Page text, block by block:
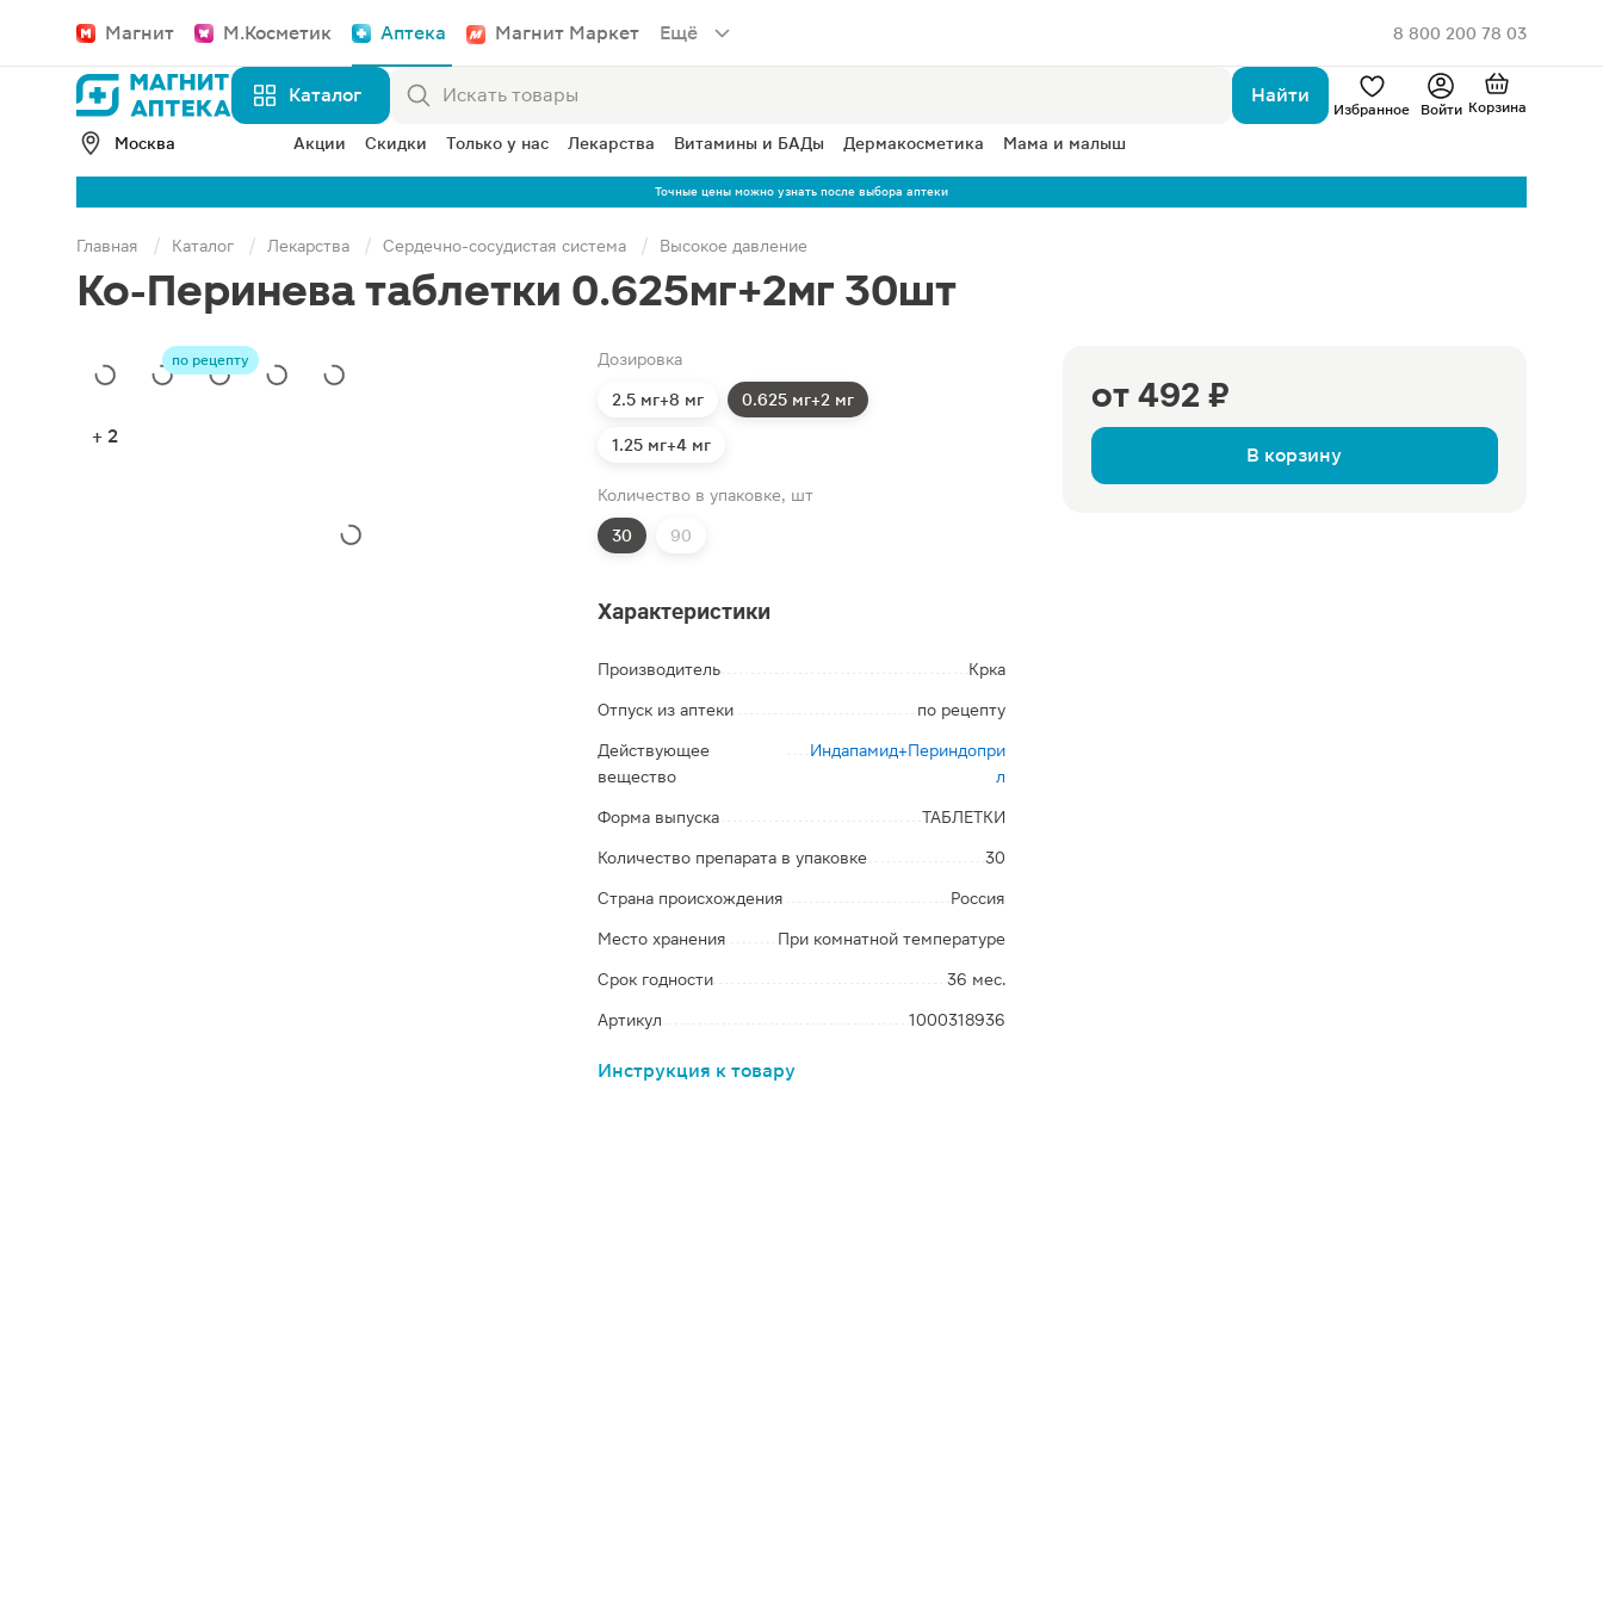
Магнит М.Косметик Аптека Магнит Маркет Ещё 8 800 200 78 03
Каталог Найти
Избранное Войти Корзина
Москва Акции Скидки Только у нас Лекарства Витамины и БАДы Дермакосметика Мама и малыш
Точные цены можно узнать после выбора аптеки
Главная Каталог Лекарства Сердечно-сосудистая система Высокое давление
Ко-Перинева таблетки 0.625мг+2мг 30шт
+ 2
по рецепту
от 492 ₽
В корзину
Дозировка
2.5 мг+8 мг 0.625 мг+2 мг
1.25 мг+4 мг
Количество в упаковке, шт
30 90
Характеристики
Производитель Крка
Отпуск из аптеки по рецепту
Действующее
вещество
Индапамид+Периндопри
л
Форма выпуска ТАБЛЕТКИ
Количество препарата в упаковке 30
Страна происхождения Россия
Место хранения При комнатной температуре
Срок годности 36 мес.
Артикул 1000318936
Инструкция к товару